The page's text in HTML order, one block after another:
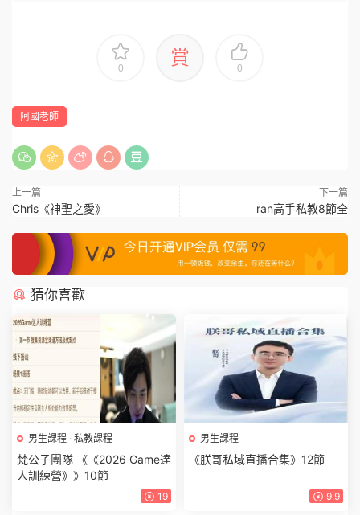
0 賞 0
阿國老師
上一篇
Chris《神聖之愛》
下一篇
ran高手私教8節全
猜你喜歡
男生課程 · 私教課程
梵公子團隊 《《2026 Game達
人訓練營》》10節
19
男生課程
《朕哥私域直播合集》12節
9.9